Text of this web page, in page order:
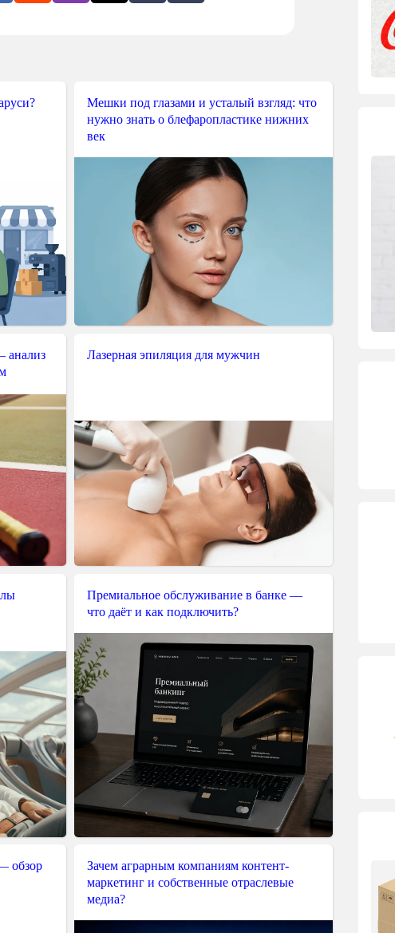
Мешки под глазами и усталый взгляд: что
нужно знать о блефаропластике нижних
век
анализ
Лазерная эпиляция для мужчин
Премиальное обслуживание в банке —
что даёт и как подключить?
обзор
Зачем аграрным компаниям контент-
маркетинг и собственные отраслевые
медиа?